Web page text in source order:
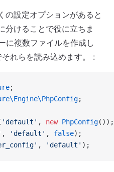
の設定オプションがあると
分けることで役に立ちま
に複数ファイルを作成し
それらを読み込めます。 :
;
;
'default' , new PhpConfig());
, 'default' , false);
, 'default' );